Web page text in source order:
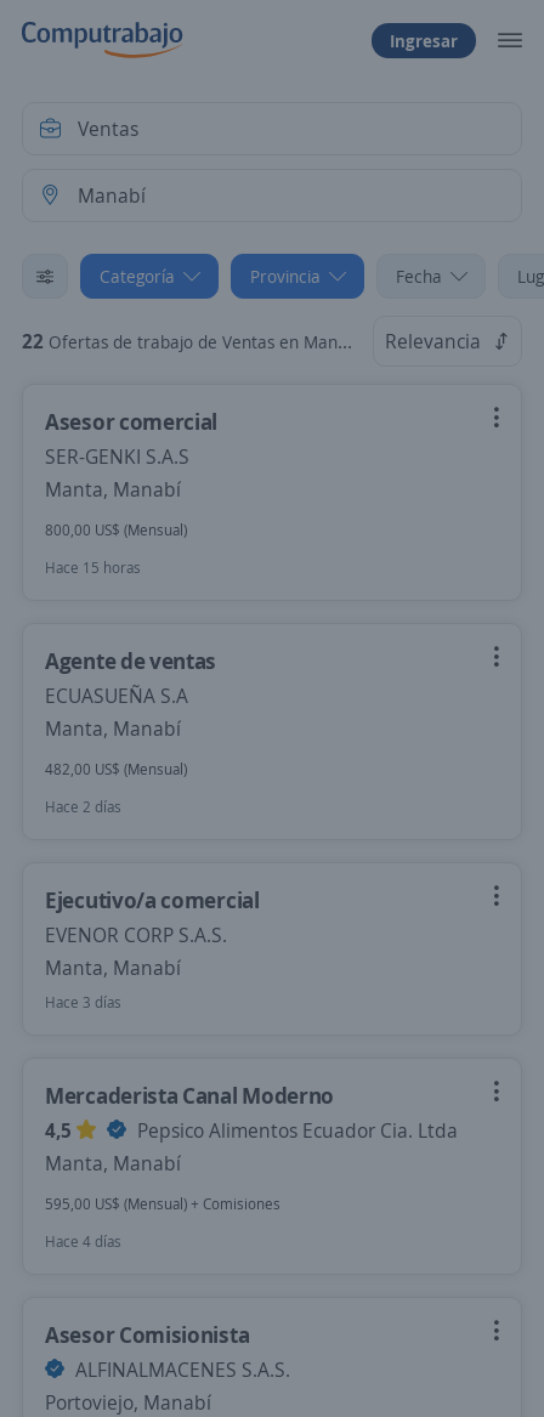
Ingresar
Categoría Provincia Fecha
22 Ofertas de trabajo de Ventas en Manabí Relevancia
Asesor comercial
SER-GENKI S.A.S
Manta, Manabí
800,00 US$ (Mensual)
Hace 15 horas
Agente de ventas
ECUASUEÑA S.A
Manta, Manabí
482,00 US$ (Mensual)
Hace 2 días
Ejecutivo/a comercial
EVENOR CORP S.A.S.
Manta, Manabí
Hace 3 días
Mercaderista Canal Moderno
4,5
Pepsico Alimentos Ecuador Cia. Ltda
Manta, Manabí
595,00 US$ (Mensual) + Comisiones
Hace 4 días
Asesor Comisionista
ALFINALMACENES S.A.S.
Portoviejo, Manabí